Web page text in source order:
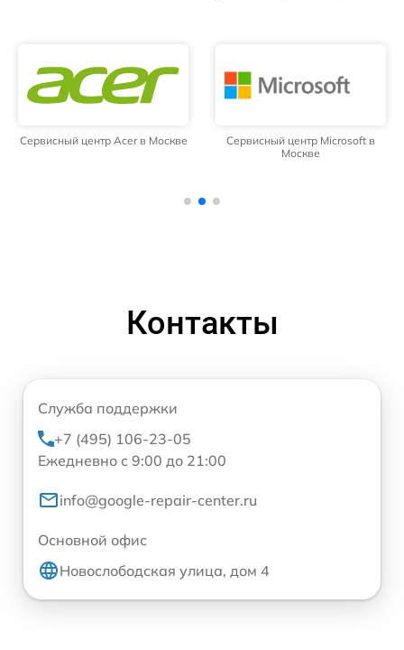
Сервисный центр Acer в Москве
Сервисный центр Microsoft в
Москве
Контакты
Служба поддержки
+7 (495) 106-23-05
Ежедневно с 9:00 до 21:00
info@google-repair-center.ru
Основной офис
Новослободская улица, дом 4